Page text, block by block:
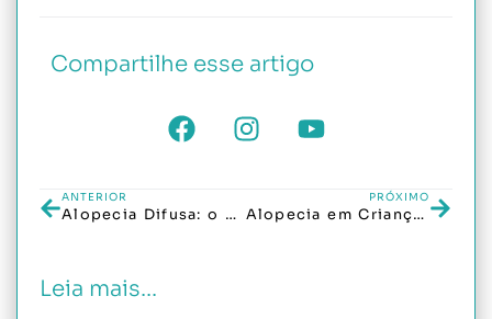
Compartilhe esse artigo
ANTERIOR
Alopecia Difusa: o que é e por que o cabelo cai de forma tão uniforme?
PRÓXIMO
Alopecia em Crianças: Como Identificar e Tratar Essa Condição Delicada
Leia mais...